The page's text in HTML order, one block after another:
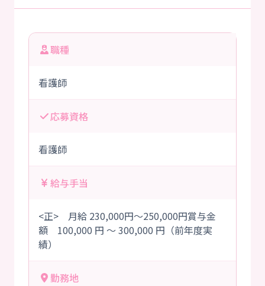
職種
看護師
応募資格
看護師
給与手当
<正> 月給 230,000円～250,000円賞与金
額 100,000 円 ～ 300,000 円（前年度実
績）
勤務地